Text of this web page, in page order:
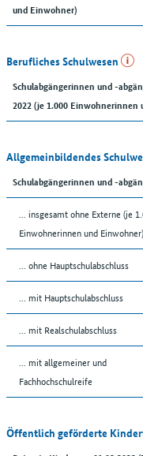
und Einwohner)
Berufliches Schulwesen
Schulabgängerinnen und -
2022 (je 1.000 Einwohnerinnen
Allgemeinbildendes
Schulabgängerinnen und -
... insgesamt ohne Externe (je
Einwohnerinnen und Einwohner)
... ohne Hauptschulabschluss
... mit Hauptschulabschluss
... mit Realschulabschluss
... mit allgemeiner und
Fachhochschulreife
Öffentlich geförderte